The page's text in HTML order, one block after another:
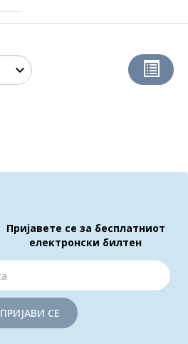
Пријавете се за бесплатниот
електронски билтен
ПРИЈАВИ СЕ